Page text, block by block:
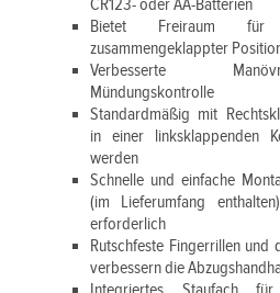
CR123- oder AA-Batterien
Bietet Freiraum
zusammengeklappter
Verbesserte
Mündungskontrolle
Standardmäßig mit
in einer linksklappenden
werden
Schnelle und einfache
(im Lieferumfang
erforderlich
Rutschfeste Fingerrillen und
verbessern die